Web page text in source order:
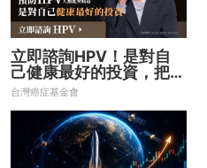
立即諮詢HPV！是對自
己健康最好的投資，把握
現在不嫌晚！
台灣癌症基金會